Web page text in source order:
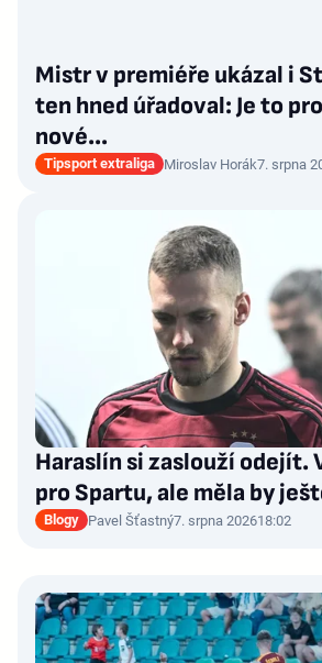
Mistr v premiéře ukázal i
ten hned úřadoval: Je to
nové…
Tipsport extraliga Miroslav Horák7. srpna
Haraslín si zaslouží odejít.
pro Spartu, ale měla by
Blogy Pavel Šťastný7. srpna 202618:02